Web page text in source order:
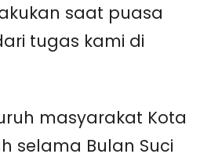
saat puasa
tugas kami di
masyarakat Kota
selama Bulan Suci